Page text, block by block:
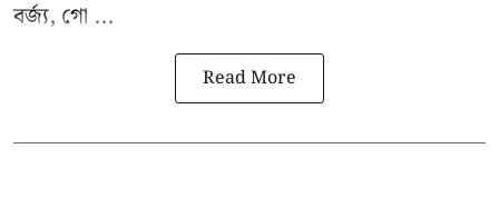
বর্জ্য, গো ...
Read More